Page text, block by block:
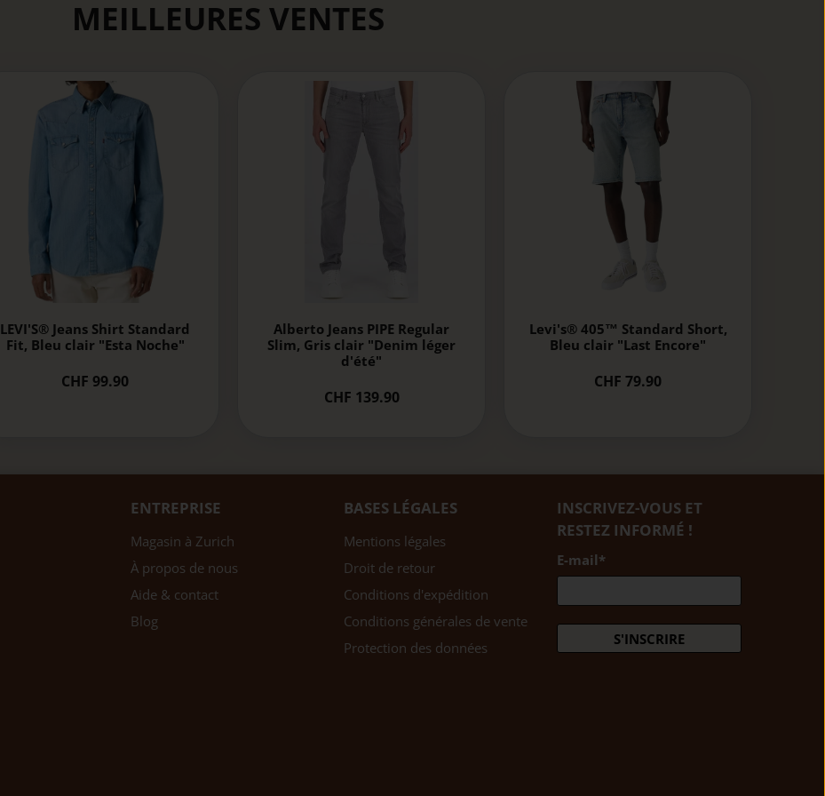
MEILLEURES VENTES
LEVI'S® Jeans Shirt Standard
Fit, Bleu clair "Esta Noche"
CHF 99.90
Alberto Jeans PIPE Regular
Slim, Gris clair "Denim léger
d'été"
CHF 139.90
Levi's® 405™ Standard Short,
Bleu clair "Last Encore"
CHF 79.90
ENTREPRISE
Magasin à Zurich
À propos de nous
Aide & contact
Blog
BASES LÉGALES
Mentions légales
Droit de retour
Conditions d'expédition
Conditions générales de vente
Protection des données
INSCRIVEZ-VOUS ET
RESTEZ INFORMÉ !
E-mail*
S'INSCRIRE